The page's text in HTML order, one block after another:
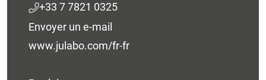
+33 7 7821 0325
Envoyer un e-mail
www.julabo.com/fr-fr